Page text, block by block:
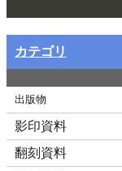
カテゴリ
出版物
影印資料
翻刻資料